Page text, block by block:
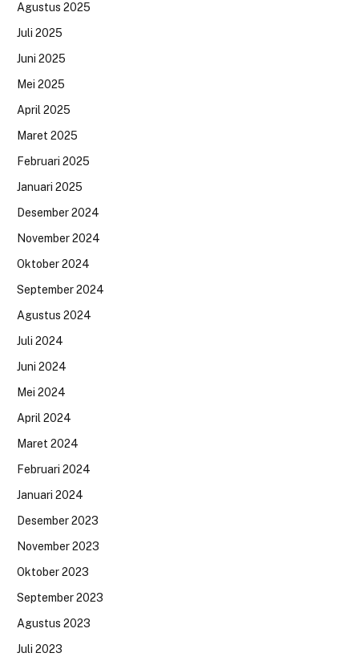
Agustus 2025
Juli 2025
Juni 2025
Mei 2025
April 2025
Maret 2025
Februari 2025
Januari 2025
Desember 2024
November 2024
Oktober 2024
September 2024
Agustus 2024
Juli 2024
Juni 2024
Mei 2024
April 2024
Maret 2024
Februari 2024
Januari 2024
Desember 2023
November 2023
Oktober 2023
September 2023
Agustus 2023
Juli 2023